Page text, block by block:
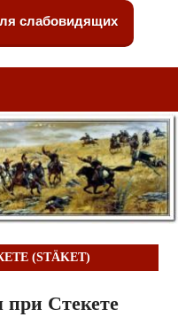
слабовидящих
(STÄKET)
Стекете